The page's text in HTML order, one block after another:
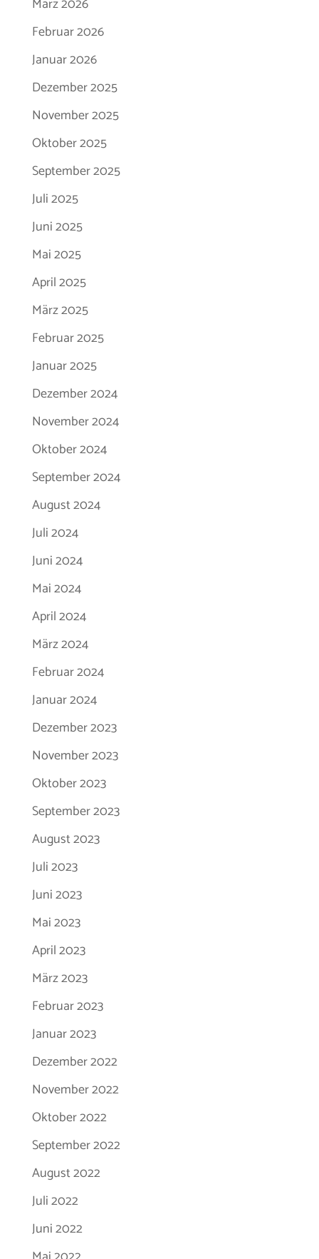
März 2026
Februar 2026
Januar 2026
Dezember 2025
November 2025
Oktober 2025
September 2025
Juli 2025
Juni 2025
Mai 2025
April 2025
März 2025
Februar 2025
Januar 2025
Dezember 2024
November 2024
Oktober 2024
September 2024
August 2024
Juli 2024
Juni 2024
Mai 2024
April 2024
März 2024
Februar 2024
Januar 2024
Dezember 2023
November 2023
Oktober 2023
September 2023
August 2023
Juli 2023
Juni 2023
Mai 2023
April 2023
März 2023
Februar 2023
Januar 2023
Dezember 2022
November 2022
Oktober 2022
September 2022
August 2022
Juli 2022
Juni 2022